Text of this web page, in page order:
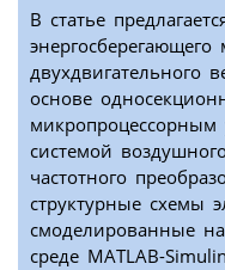
В статье
двухдвигательного
основе
системой
частотного
структурные схемы
смоделированные
среде MATLAB-